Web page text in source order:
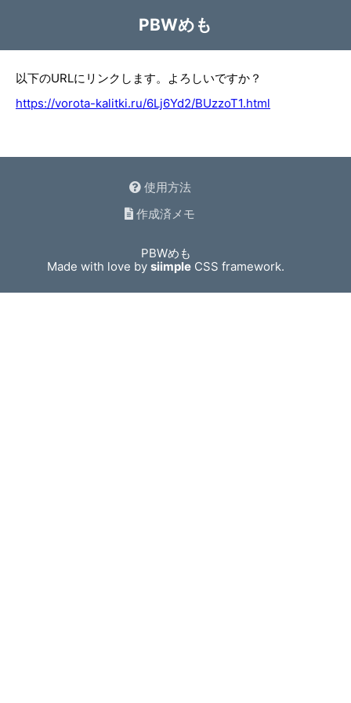
PBWめも
以下のURLにリンクします。よろしいですか？
https://vorota-kalitki.ru/6Lj6Yd2/BUzzoT1.html
使用方法
作成済メモ
PBWめも
Made with love bysiimple CSS framework.